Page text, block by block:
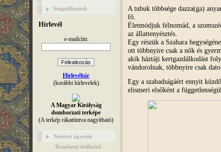
Szegedikumok
Hírlevél
e-mailcím:
Hírlevéltár
(korábbi hírlevelek)
A Magyar Királyság
domborzati terképe
(A terkép rákattintva nagyítható)
Nemzeti ügyeink
Természeti értékeink
A tubuk többsége dazza(ga)
fő.
Életmódjuk félnomád, a
az állattenyésztés.
Egy részük a Szahara
ott többnyire csak a nők és
akik háztáji kertgazdálkodást
vándorolnak, többnyire csak
Egy a szabadságáért ennyit
elismeri elsőként a